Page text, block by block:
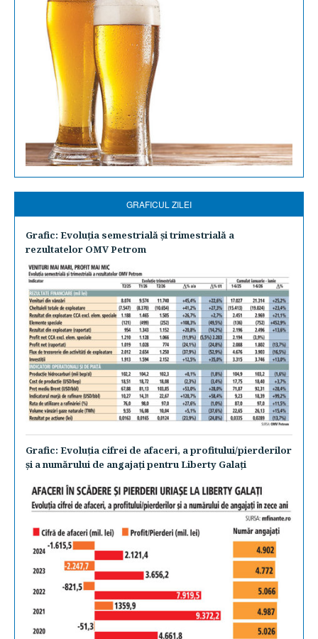
GRAFICUL ZILEI
Grafic: Evoluţia semestrială şi trimestrială a
rezultatelor OMV Petrom
Grafic: Evoluţia cifrei de afaceri, a profitului/pierderilor
şi a numărului de angajaţi pentru Liberty Galaţi